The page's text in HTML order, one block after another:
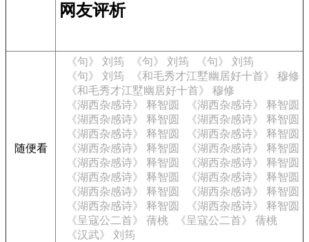
网友评析
随便看
《句》 刘筠 《句》 刘筠
《句》 刘筠
《句》 刘筠
《和毛秀才江墅幽居好十首》 穆修
《和毛秀才江墅幽居好十首》 穆修
《湖西杂感诗》 释智圆
《湖西杂感诗》 释智圆
《湖西杂感诗》 释智圆
《湖西杂感诗》 释智圆
《湖西杂感诗》 释智圆
《湖西杂感诗》 释智圆
《湖西杂感诗》 释智圆
《湖西杂感诗》 释智圆
《湖西杂感诗》 释智圆
《湖西杂感诗》 释智圆
《湖西杂感诗》 释智圆
《湖西杂感诗》 释智圆
《湖西杂感诗》 释智圆
《湖西杂感诗》 释智圆
《湖西杂感诗》 释智圆
《湖西杂感诗》 释智圆
《呈寇公二首》 蒨桃
《呈寇公二首》 蒨桃
《汉武》 刘筠